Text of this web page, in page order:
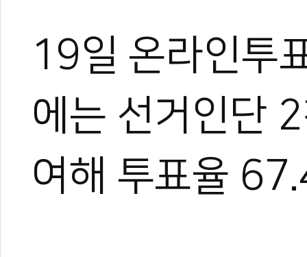
19일 온라인투
에는 선거인단
여해 투표율